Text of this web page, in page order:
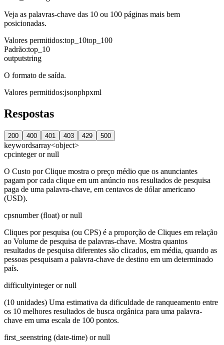
Veja as palavras-chave das 10 ou 100 páginas mais bem
posicionadas.
Valores permitidos:top_10top_100
Padrão:top_10
outputstring
O formato de saída.
Valores permitidos:jsonphpxml
Respostas
200 400 401 403 429 500
keywordsarray<object>
cpcinteger or null
O Custo por Clique mostra o preço médio que os anunciantes
pagam por cada clique em um anúncio nos resultados de pesquisa
paga de uma palavra-chave, em centavos de dólar americano
(USD).
cpsnumber (float) or null
Cliques por pesquisa (ou CPS) é a proporção de Cliques em relação
ao Volume de pesquisa de palavras-chave. Mostra quantos
resultados de pesquisa diferentes são clicados, em média, quando as
pessoas pesquisam a palavra-chave de destino em um determinado
país.
difficultyinteger or null
(10 unidades) Uma estimativa da dificuldade de ranqueamento entre
os 10 melhores resultados de busca orgânica para uma palavra-
chave em uma escala de 100 pontos.
first_seenstring (date-time) or null